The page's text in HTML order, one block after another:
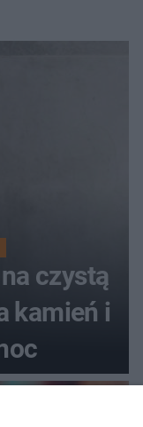
czystą
kamień i